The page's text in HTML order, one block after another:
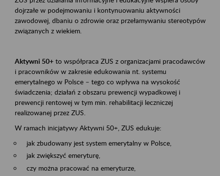
dojrzałe w podejmowaniu i kontynuowaniu aktywności
zawodowej, dbaniu o zdrowie oraz przełamywaniu stereotypów
związanych z wiekiem.
Aktywni 50+ to współpraca ZUS z organizacjami pracodawców
i pracowników w zakresie edukowania nt. systemu
emerytalnego w Polsce – tego co wpływa na wysokość
świadczenia; działań z obszaru prewencji wypadkowej i
prewencji rentowej w tym min. rehabilitacji leczniczej
realizowanej przez ZUS.
W ramach inicjatywy Aktywni 50+, ZUS edukuje:
jak zbudowany jest system emerytalny w Polsce,
jak zwiększyć emeryturę,
czy można pracować na emeryturze,